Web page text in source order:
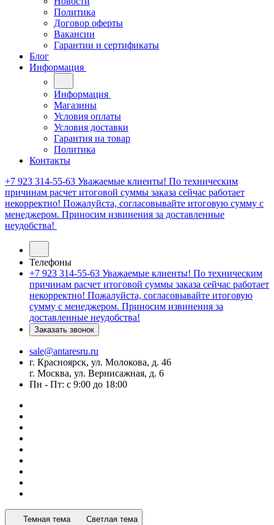
Политика
Договор оферты
Вакансии
Гарантии и сертификаты
Блог
Информация
Информация
Магазины
Условия оплаты
Условия доставки
Гарантия на товар
Политика
Контакты
+7 923 314-55-63 Уважаемые клиенты! По техническим
причинам расчет итоговой суммы заказа сейчас работает
некорректно! Пожалуйста, согласовывайте итоговую сумму с
менеджером. Приносим извинения за доставленные
неудобства!
Телефоны
+7 923 314-55-63 Уважаемые клиенты! По техническим
причинам расчет итоговой суммы заказа сейчас работает
некорректно! Пожалуйста, согласовывайте итоговую
сумму с менеджером. Приносим извинения за
доставленные неудобства!
Заказать звонок
sale@antaresru.ru
г. Красноярск, ул. Молокова, д. 46
г. Москва, ул. Вернисажная, д. 6
Пн - Пт: с 9:00 до 18:00
Темная тема Светлая тема